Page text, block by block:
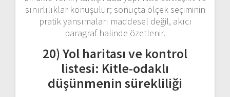
sınırlılıklar konuşulur; sonuçta ölçek seçiminin
pratik yansımaları maddesel değil, akıcı
paragraf halinde özetlenir.
20) Yol haritası ve kontrol
listesi: Kitle-odaklı
düşünmenin sürekliliği